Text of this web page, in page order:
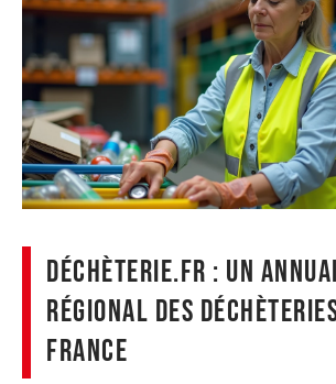
Déchèterie.fr : un
régional des
France